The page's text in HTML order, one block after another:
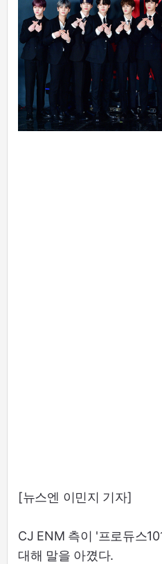
[뉴스엔 이민지 기자]
CJ ENM 측이 '프로듀스
대해 말을 아꼈다.